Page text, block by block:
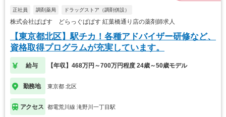
正社員 調剤薬局 ドラッグストア（調剤併設）
株式会社ぱぱす どらっぐぱぱす 紅葉橋通り店の薬剤師求人
【東京都北区】駅チカ！各種アドバイザー研修など、
資格取得プログラムが充実しています。
給与 【年収】468万円～700万円程度 24歳～50歳モデル
勤務地 東京都 北区
アクセス 都電荒川線 滝野川一丁目駅